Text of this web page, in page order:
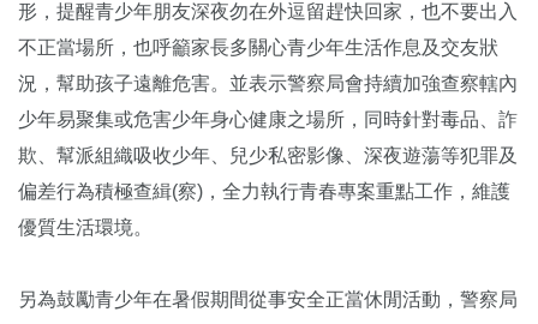
形，提醒青少年朋友深夜勿在外逗留趕快回家，也不要出入
不正當場所，也呼籲家長多關心青少年生活作息及交友狀
況，幫助孩子遠離危害。並表示警察局會持續加強查察轄內
少年易聚集或危害少年身心健康之場所，同時針對毒品、詐
欺、幫派組織吸收少年、兒少私密影像、深夜遊蕩等犯罪及
偏差行為積極查緝(察)，全力執行青春專案重點工作，維護
優質生活環境。
另為鼓勵青少年在暑假期間從事安全正當休閒活動，警察局